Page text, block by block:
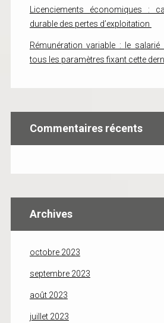
Licenciements économiques :
durable des pertes d’exploitation
Rémunération variable : le
tous les paramètres fixant cette
Commentaires récents
Archives
octobre 2023
septembre 2023
août 2023
juillet 2023